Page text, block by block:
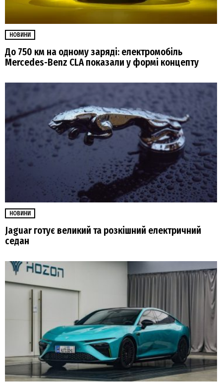
НОВИНИ
До 750 км на одному заряді: електромобіль
Mercedes-Benz CLA показали у формі концепту
НОВИНИ
Jaguar готує великий та розкішний електричний
седан